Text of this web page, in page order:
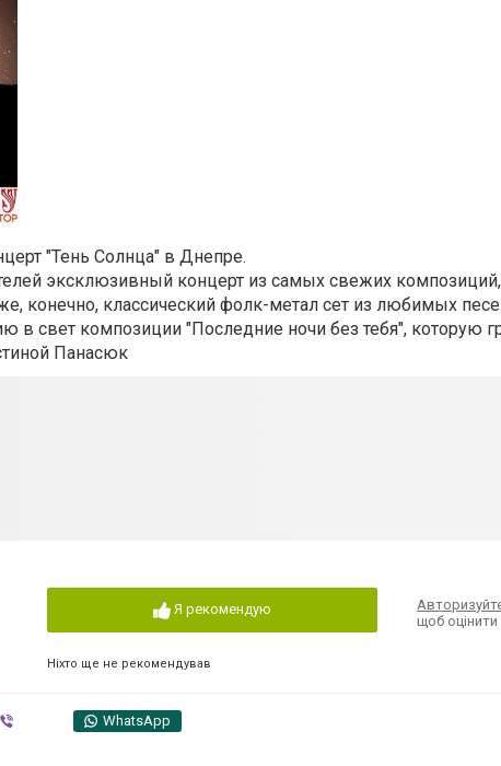
"Тень Солнца" в Днепре.
эксклюзивный концерт из самых свежих
конечно, классический фолк-метал сет из любимых
свет композиции "Последние ночи без тебя", которую
Панасюк
Я рекомендую
Ніхто ще не рекомендував
щоб
WhatsApp